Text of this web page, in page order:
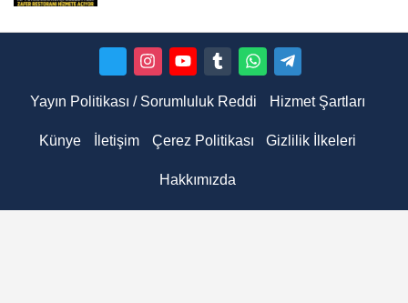
Yayın Politikası / Sorumluluk Reddi Hizmet Şartları
Künye İletişim Çerez Politikası Gizlilik İlkeleri
Hakkımızda